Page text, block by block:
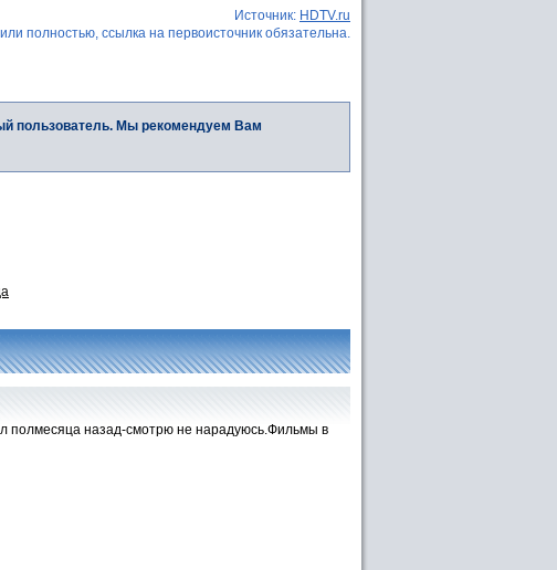
Источник: HDTV.ru
полностью, ссылка на первоисточник обязательна.
пользователь. Мы рекомендуем Вам
полмесяца назад-смотрю не нарадуюсь.Фильмы в